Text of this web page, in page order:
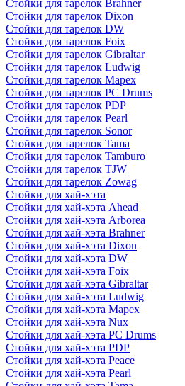
Стойки для тарелок Brahner
Стойки для тарелок Dixon
Стойки для тарелок DW
Стойки для тарелок Foix
Стойки для тарелок Gibraltar
Стойки для тарелок Ludwig
Стойки для тарелок Mapex
Стойки для тарелок PC Drums
Стойки для тарелок PDP
Стойки для тарелок Pearl
Стойки для тарелок Sonor
Стойки для тарелок Tama
Стойки для тарелок Tamburo
Стойки для тарелок TJW
Стойки для тарелок Zowag
Стойки для хай-хэта
Стойки для хай-хэта Ahead
Стойки для хай-хэта Arborea
Стойки для хай-хэта Brahner
Стойки для хай-хэта Dixon
Стойки для хай-хэта DW
Стойки для хай-хэта Foix
Стойки для хай-хэта Gibraltar
Стойки для хай-хэта Ludwig
Стойки для хай-хэта Mapex
Стойки для хай-хэта Nux
Стойки для хай-хэта PC Drums
Стойки для хай-хэта PDP
Стойки для хай-хэта Peace
Стойки для хай-хэта Pearl